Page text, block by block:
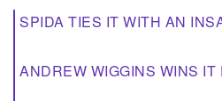
SPIDA TIES IT WITH AN
ANDREW WIGGINS WINS IT